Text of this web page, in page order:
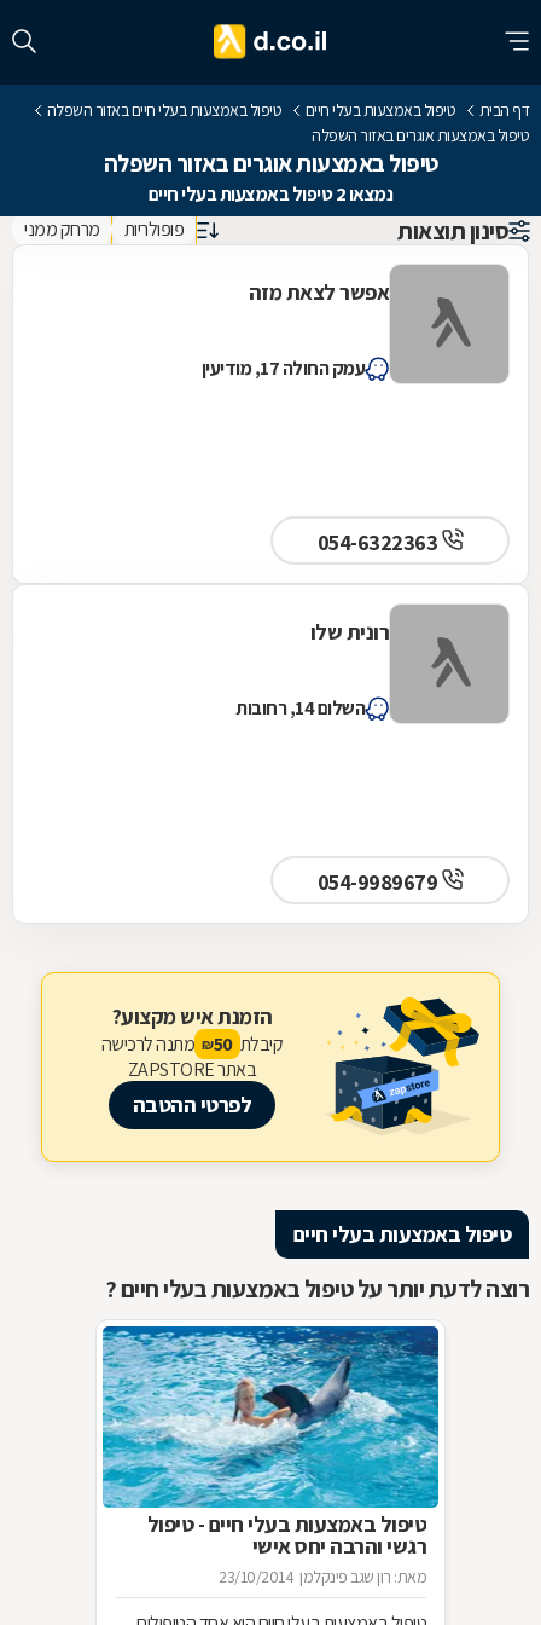
דף הבית טיפול באמצעות בעלי חיים
טיפול באמצעות בעלי חיים באזור השפלה
טיפול באמצעות אוגרים באזור השפלה
טיפול באמצעות אוגרים באזור השפלה
נמצאו 2 טיפול באמצעות בעלי חיים
סינון תוצאות פופולריות מרחק ממני
אפשר לצאת מזה
עמק החולה 17, מודיעין
רונית שלו
השלום 14, רחובות
הזמנת איש מקצוע?
קיבלת 50
₪ מתנה לרכישה
באתר ZAPSTORE
לפרטי ההטבה
טיפול באמצעות בעלי חיים
רוצה לדעת יותר על טיפול באמצעות בעלי חיים ?
טיפול באמצעות בעלי חיים - טיפול
רגשי והרבה יחס אישי
מאת: רון שגב פינקלמן 23/10/2014